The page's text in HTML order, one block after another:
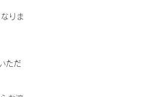
りま
ただ